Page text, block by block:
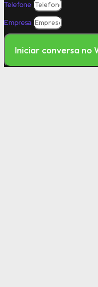
Telefone
Empresa
Iniciar conversa no